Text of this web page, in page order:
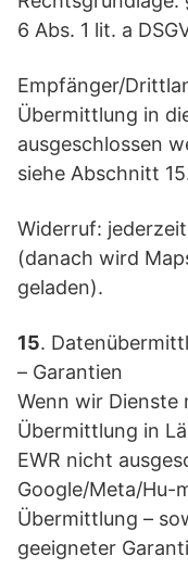
6 Abs. 1 lit. a
Empfänger/
Übermittlung in
ausgeschlossen
siehe Abschnitt
Widerruf:
(danach wird
geladen).
15.
– Garantien
Wenn wir Dienste
Übermittlung in
EWR nicht
Google/Meta/Hu-
Übermittlung –
geeigneter